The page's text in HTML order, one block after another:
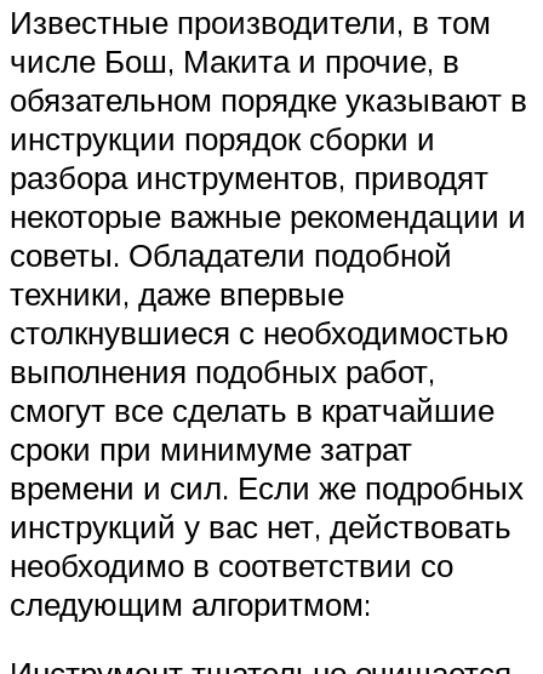
Известные производители, в том
числе Бош, Макита и прочие, в
обязательном порядке указывают в
инструкции порядок сборки и
разбора инструментов, приводят
некоторые важные рекомендации и
советы. Обладатели подобной
техники, даже впервые
столкнувшиеся с необходимостью
выполнения подобных работ,
смогут все сделать в кратчайшие
сроки при минимуме затрат
времени и сил. Если же подробных
инструкций у вас нет, действовать
необходимо в соответствии со
следующим алгоритмом: